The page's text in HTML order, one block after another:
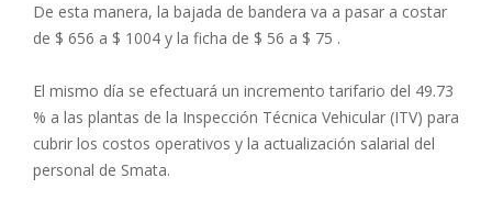
De esta manera, la bajada de bandera va a pasar a costar
de $ 656 a $ 1004 y la ficha de $ 56 a $ 75 .
El mismo día se efectuará un incremento tarifario del 49.73
% a las plantas de la Inspección Técnica Vehicular (ITV) para
cubrir los costos operativos y la actualización salarial del
personal de Smata.